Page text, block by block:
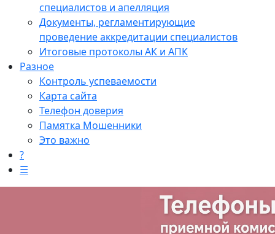
специалистов и апелляция
Документы, регламентирующие
проведение аккредитации специалистов
Итоговые протоколы АК и АПК
Разное
Контроль успеваемости
Карта сайта
Телефон доверия
Памятка Мошенники
Это важно
?
☰